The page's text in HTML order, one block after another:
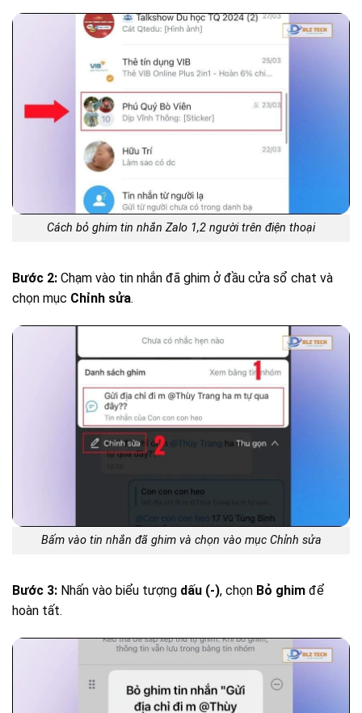
Cách bỏ ghim tin nhắn Zalo 1,2 người trên điện thoại
Bước 2: Chạm vào tin nhắn đã ghim ở đầu cửa sổ chat và
chọn mục Chỉnh sửa.
Bấm vào tin nhắn đã ghim và chọn vào mục Chỉnh sửa
Bước 3: Nhấn vào biểu tượng dấu (-), chọn Bỏ ghim để
hoàn tất.